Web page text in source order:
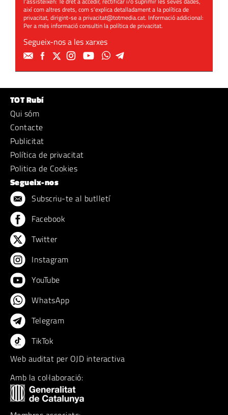
així com altres drets, com s'explica detalladament a la política de
privacitat, dirigint-se aprivacitat@totmedia.cat. Informació addicional:
Per a més informació consultin lapolítica de privacitat.
Segueix-nos a les xarxes
TOT Rubí
Qui sóm
Contacte
Publicitat
Política de privacitat
Politica de Cookies
Segueix-nos
Subscriu-te al butlletí
Facebook
Twitter
Instagram
YouTube
WhatsApp
Telegram
TikTok
Web auditat per OJD interactiva
Amb la col·laboració: